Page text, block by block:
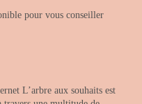
pour vous conseiller
L’arbre aux souhaits est